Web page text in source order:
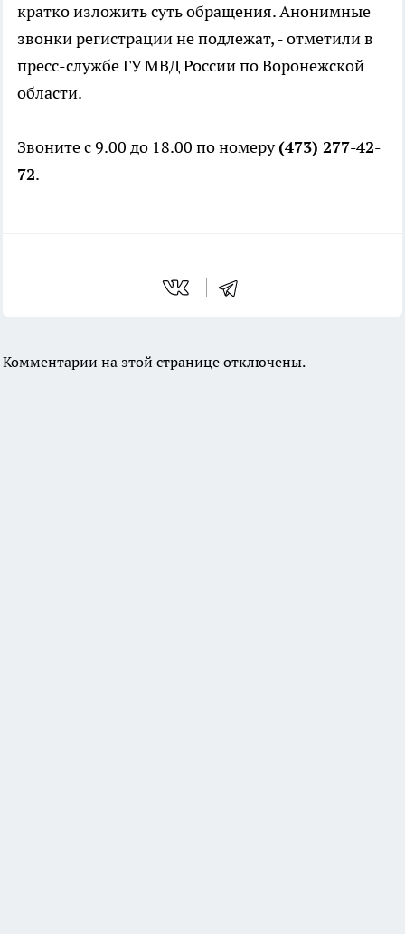
кратко изложить суть обращения. Анонимные
звонки регистрации не подлежат, - отметили в
пресс-службе ГУ МВД России по Воронежской
области.
Звоните с 9.00 до 18.00 по номеру(473) 277-42-
72.
Комментарии на этой странице отключены.